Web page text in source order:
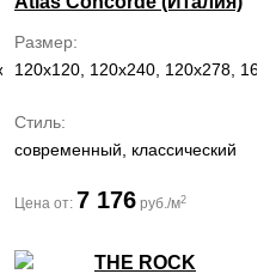
80x160
Размер
120x120, 120x240, 120x278,
Стиль
современный, классический
Цена от: 7 176 руб./м2